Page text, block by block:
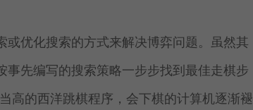
优化搜索的方式来解决博弈问题。虽然其
先编写的搜索策略一步步找到最佳走棋步
高的西洋跳棋程序，会下棋的计算机逐渐褪